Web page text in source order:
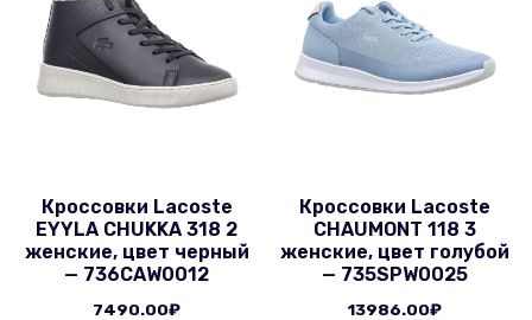
Кроссовки Lacoste
EYYLA CHUKKA 318 2
женские, цвет черный
— 736CAW0012
7490.00₽
Кроссовки Lacoste
CHAUMONT 118 3
женские, цвет голубой
— 735SPW0025
13986.00₽